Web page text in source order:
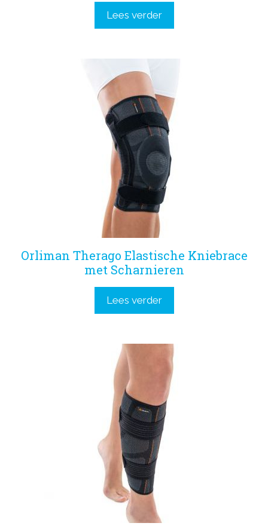
Lees verder
Orliman Therago Elastische Kniebrace
met Scharnieren
Lees verder